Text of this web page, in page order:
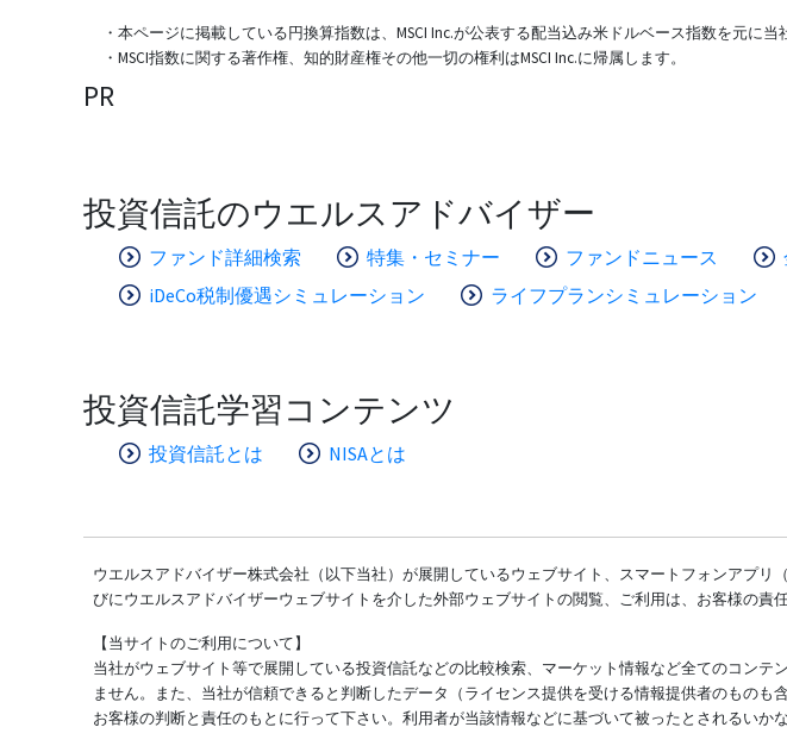
・本ページに掲載している円換算指数は、MSCI Inc.が公表する配当込み米ドルベース指数を元に当
・MSCI指数に関する著作権、知的財産権その他一切の権利はMSCI Inc.に帰属します。
PR
投資信託のウエルスアドバイザー
ファンド詳細検索 特集・セミナー ファンドニュース
iDeCo税制優遇シミュレーション
ライフプランシミュレーション
投資信託学習コンテンツ
投資信託とは NISAとは
ウエルスアドバイザー株式会社（以下当社）が展開しているウェブサイト、スマートフォンアプ
びにウエルスアドバイザーウェブサイトを介した外部ウェブサイトの閲覧、ご利用は、お客様の責
【当サイトのご利用について】
当社がウェブサイト等で展開している投資信託などの比較検索、マーケット情報など全てのコン
ません。また、当社が信頼できると判断したデータ（ライセンス提供を受ける情報提供者のもの
お客様の判断と責任のもとに行って下さい。利用者が当該情報などに基づいて被ったとされるいか